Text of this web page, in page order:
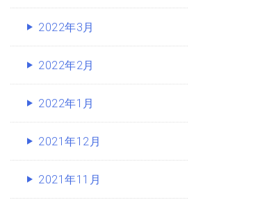
2022年3月
2022年2月
2022年1月
2021年12月
2021年11月